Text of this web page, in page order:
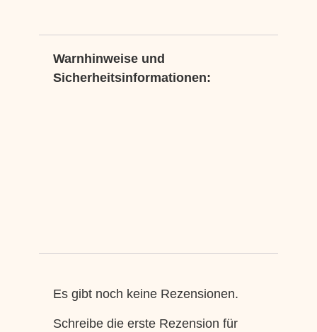
Warnhinweise und
Sicherheitsinformationen:
Es gibt noch keine Rezensionen.
Schreibe die erste Rezension für